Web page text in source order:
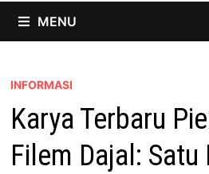
MENU
INFORMASI
Karya Terbaru
Filem Dajal: Satu